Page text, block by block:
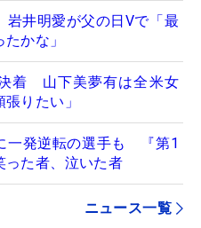
井明愛が父の日Vで「最
かな」
着 山下美夢有は全米女
りたい」
一発逆転の選手も 『第1
った者、泣いた者
ニュース一覧